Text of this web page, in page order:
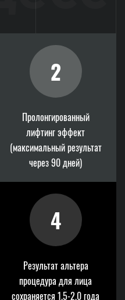
2
Пролонгированный
лифтинг эффект
(максимальный результат
через 90 дней)
4
Результат альтера
процедура для лица
сохраняется 1.5-2.0 года